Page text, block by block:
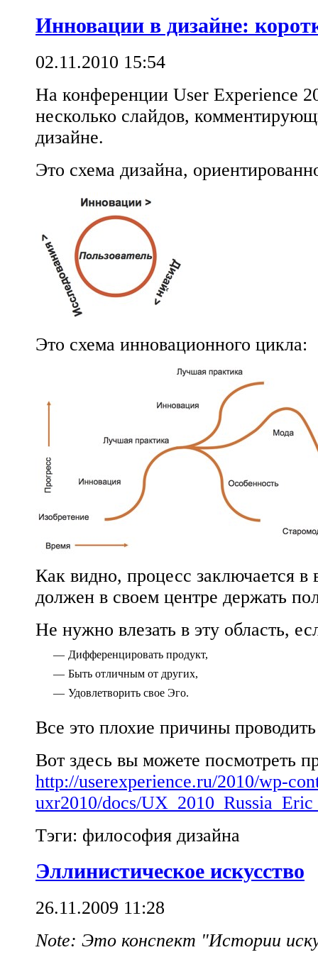
Инновации в дизайне:
02.11.2010 15:54
На конференции User Experience
несколько слайдов,
дизайне.
Это схема дизайна,
Это схема инновационного цикла:
Как видно, процесс заключается
должен в своем центре держать
Не нужно влезать в эту область,
— Дифференцировать продукт,
— Быть отличным от других,
— Удовлетворить свое Эго.
Все это плохие причины
Вот здесь вы можете посмотреть
http://userexperience.ru/2010/wp-
uxr2010/docs/
Тэги: философия дизайна
Эллинистическое искусство
26.11.2009 11:28
Note: Это конспект "Истории